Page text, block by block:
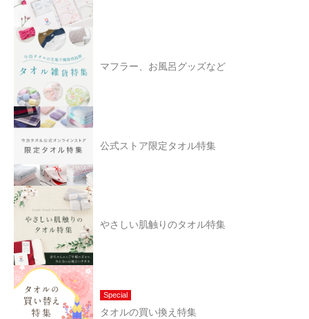
マフラー、お風呂グッズなど
公式ストア限定タオル特集
やさしい肌触りのタオル特集
Special
タオルの買い換え特集